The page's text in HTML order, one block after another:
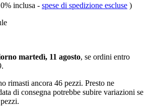
inclusa - spese di spedizione escluse )
martedì, 11 agosto, se ordini entro
.
rimasti ancora 46 pezzi. Presto ne
di consegna potrebbe subire variazioni se